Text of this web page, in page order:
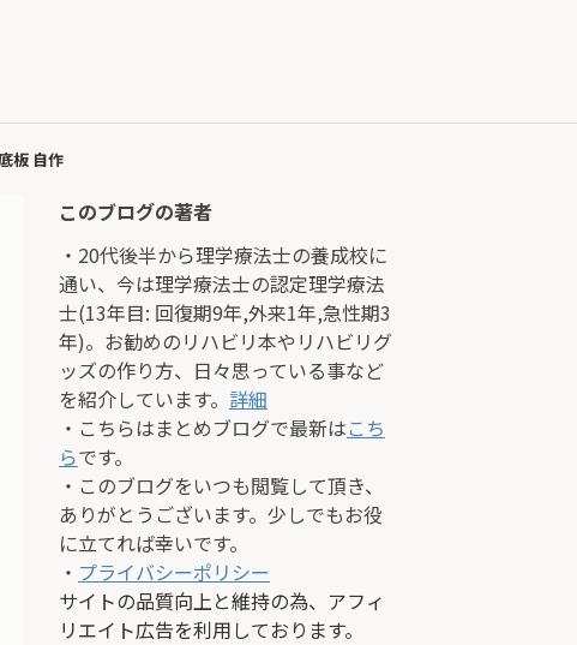
板 自作
このブログの著者
・20代後半から理学療法士の養成校に
通い、今は理学療法士の認定理学療法
士(13年目: 回復期9年,外来1年,急性期3
年)。お勧めのリハビリ本やリハビリグ
ッズの作り方、日々思っている事など
を紹介しています。 詳細
・こちらはまとめブログで最新はこち
らです。
・このブログをいつも閲覧して頂き、
ありがとうございます。少しでもお役
に立てれば幸いです。
・ プライバシーポリシー
サイトの品質向上と維持の為、アフィ
リエイト広告を利用しております。